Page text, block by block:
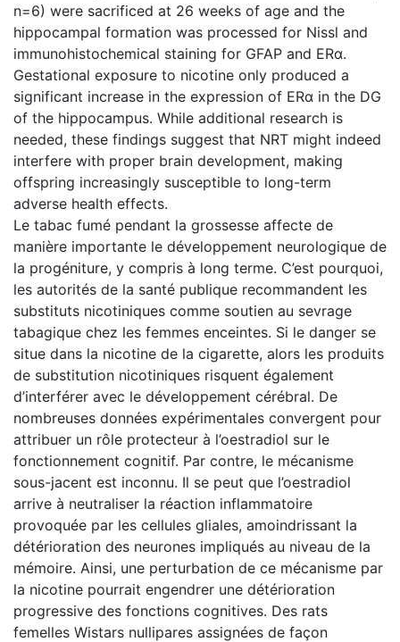
n=6) were sacrificed at 26 weeks of age and the
hippocampal formation was processed for Nissl and
immunohistochemical staining for GFAP and ERα.
Gestational exposure to nicotine only produced a
significant increase in the expression of ERα in the DG
of the hippocampus. While additional research is
needed, these findings suggest that NRT might indeed
interfere with proper brain development, making
offspring increasingly susceptible to long-term
adverse health effects.
Le tabac fumé pendant la grossesse affecte de
manière importante le développement neurologique de
la progéniture, y compris à long terme. C’est pourquoi,
les autorités de la santé publique recommandent les
substituts nicotiniques comme soutien au sevrage
tabagique chez les femmes enceintes. Si le danger se
situe dans la nicotine de la cigarette, alors les produits
de substitution nicotiniques risquent également
d’interférer avec le développement cérébral. De
nombreuses données expérimentales convergent pour
attribuer un rôle protecteur à l’oestradiol sur le
fonctionnement cognitif. Par contre, le mécanisme
sous-jacent est inconnu. Il se peut que l’oestradiol
arrive à neutraliser la réaction inflammatoire
provoquée par les cellules gliales, amoindrissant la
détérioration des neurones impliqués au niveau de la
mémoire. Ainsi, une perturbation de ce mécanisme par
la nicotine pourrait engendrer une détérioration
progressive des fonctions cognitives. Des rats
femelles Wistars nullipares assignées de façon